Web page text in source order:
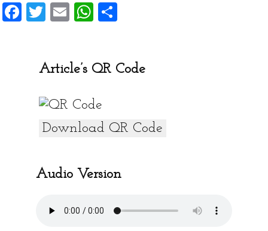
F
T
er
E
W
s
p
p
e
Article’s QR Code
Download QR Code
Audio Version